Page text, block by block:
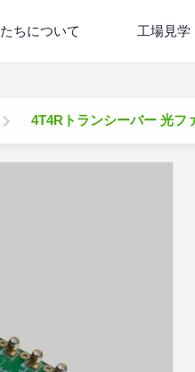
ちについて 工場見学
4T4Rトランシーバー 光フ